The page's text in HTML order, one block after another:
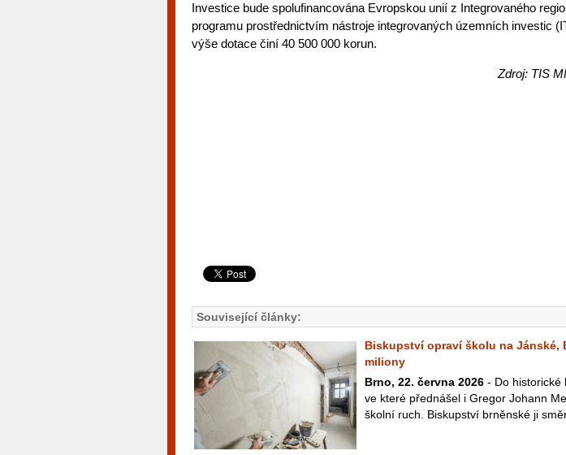
Investice bude spolufinancována Evropskou unií z Integrovaného
programu prostřednictvím nástroje integrovaných územních investic
výše dotace činí 40 500 000 korun.
Zdroj: TIS
Související články:
Biskupství opraví školu na Jánské,
miliony
Brno, 22. června 2026 - Do historické
ve které přednášel i Gregor Johann
školní ruch. Biskupství brněnské ji